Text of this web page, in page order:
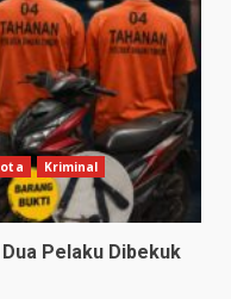
Kriminal
Pelaku Dibekuk